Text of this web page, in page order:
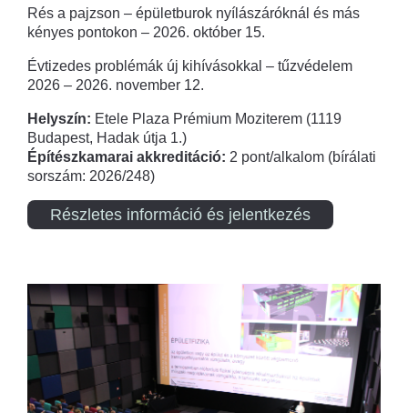
Rés a pajzson – épületburok nyílászáróknál és más
kényes pontokon – 2026. október 15.
Évtizedes problémák új kihívásokkal – tűzvédelem
2026 – 2026. november 12.
Helyszín: Etele Plaza Prémium Moziterem (1119
Budapest, Hadak útja 1.)
Építészkamarai akkreditáció: 2 pont/alkalom (bírálati
sorszám: 2026/248)
Részletes információ és jelentkezés